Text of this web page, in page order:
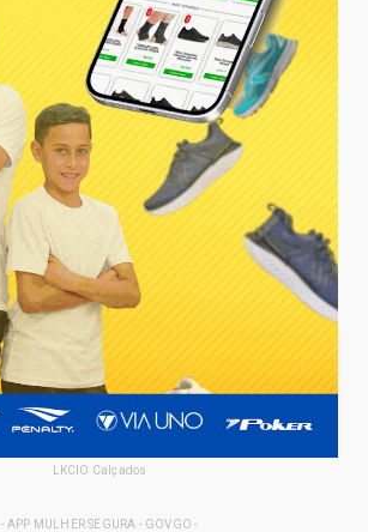
LKCIO Calçados
- APP MULHER SEGURA - GOVGO -